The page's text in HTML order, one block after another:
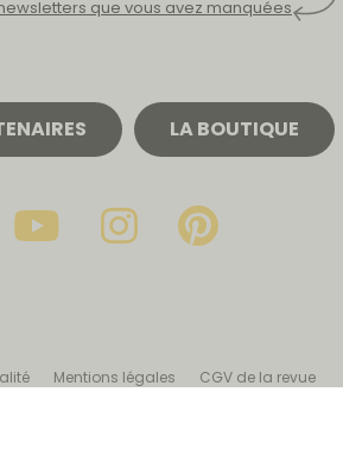
que vous avez manquées
LA BOUTIQUE
Mentions légales CGV de la revue